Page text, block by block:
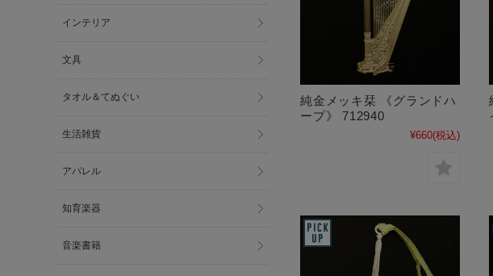
純金メッキ栞 《グランドハ
ープ》 712940
¥660(税込)
インテリア
文具
タオル＆てぬぐい
生活雑貨
アパレル
知育楽器
音楽書籍